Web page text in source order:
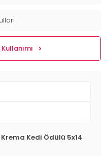
Kedi Ödülü 5x14